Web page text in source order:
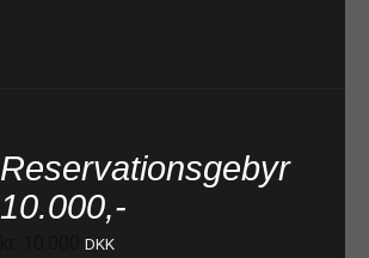
Reservationsgebyr
10.000,-
DKK